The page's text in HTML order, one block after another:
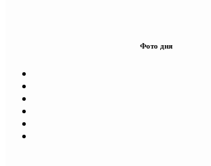
Фото дня